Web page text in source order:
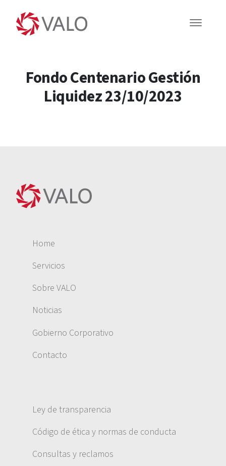
Fondo Centenario Gestión
Liquidez 23/10/2023
Home
Servicios
Sobre VALO
Noticias
Gobierno Corporativo
Contacto
Ley de transparencia
Código de ética y normas de conducta
Consultas y reclamos